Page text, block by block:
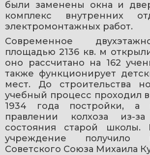
были заменены окна и
комплекс внутренних
электромонтажных работ.
Современное
площадью 2136 кв. м
оно рассчитано на 162
также функционирует
мест. До строительства
учебный процесс проходил
1934 года постройки,
правлении колхоза из-за
состояния старой школы.
учреждение получило
Советского Союза Михаила